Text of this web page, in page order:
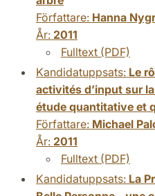
Författare: Hanna
År: 2011
Fulltext (PDF)
Kandidatuppsats: Le
activités d’input sur
étude quantitative et
Författare: Michael
År: 2011
Fulltext (PDF)
Kandidatuppsats: La